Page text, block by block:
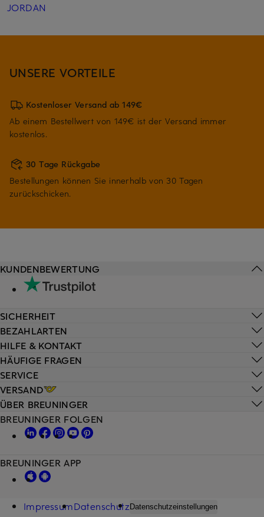
JORDAN
UNSERE VORTEILE
Kostenloser Versand ab 149€
Ab einem Bestellwert von 149€ ist der Versand immer
kostenlos.
30 Tage Rückgabe
Bestellungen können Sie innerhalb von 30 Tagen
zurückschicken.
HILFE & KONTAKT
HÄUFIGE FRAGEN
SERVICE
VERSAND
KUNDENBEWERTUNG
SICHERHEIT
BEZAHLARTEN
ÜBER BREUNINGER
BREUNINGER FOLGEN
BREUNINGER APP
ImpressumDatenschutz Datenschutzeinstellungen